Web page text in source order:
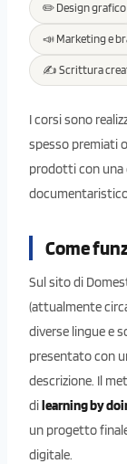
✏️ Design grafico
📣 Marketing e
✍️ Scrittura
I corsi sono
spesso premiati
prodotti con una
Come
Sul sito di
(attualmente
diverse lingue e
presentato con
descrizione. Il
dilearning by
un progetto
digitale.